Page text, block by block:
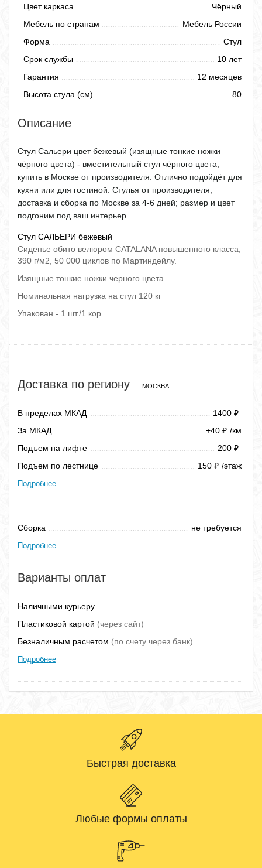
Цвет каркаса
Чёрный
Мебель по странам
Мебель России
Форма
Стул
Срок службы
10 лет
Гарантия
12 месяцев
Высота стула (см)
80
Описание
Стул Сальери цвет бежевый (изящные тонкие ножки
чёрного цвета) - вместительный стул чёрного цвета,
купить в Москве от производителя. Отлично подойдёт для
кухни или для гостиной. Стулья от производителя,
доставка и сборка по Москве за 4-6 дней; размер и цвет
подгоним под ваш интерьер.
Стул САЛЬЕРИ бежевый
Сиденье обито велюром CATALANA повышенного класса,
390 г/м2, 50 000 циклов по Мартиндейлу.
Изящные тонкие ножки черного цвета.
Номинальная нагрузка на стул 120 кг
Упакован - 1 шт./1 кор.
Доставка по региону МОСКВА
В пределах МКАД 1400 ₽
За МКАД +40 ₽ /км
Подъем на лифте
200 ₽
Подъем по лестнице 150 ₽ /этаж
Подробнее
Сборка не требуется
Подробнее
Варианты оплат
Наличными курьеру
Пластиковой картой (через сайт)
Безналичным расчетом (по счету через банк)
Подробнее
Быстрая доставка
Любые формы оплаты